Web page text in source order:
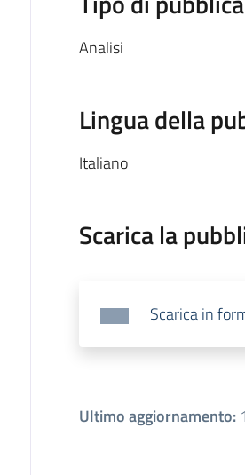
Analisi
Lingua della
Italiano
Scarica la
Scarica in
Ultimo aggiornamento: